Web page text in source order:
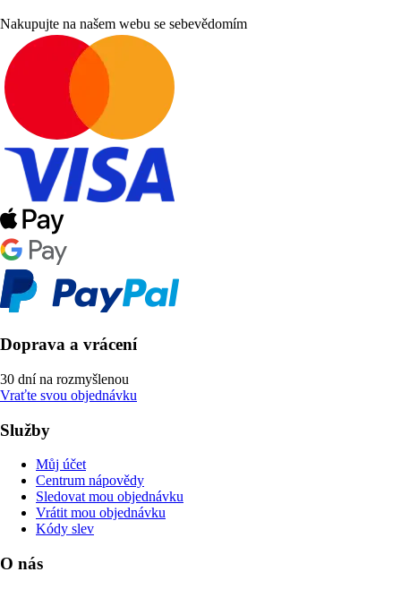
Nakupujte na našem webu se sebevědomím
Doprava a vrácení
30 dní na rozmyšlenou
Vraťte svou objednávku
Služby
Můj účet
Centrum nápovědy
Sledovat mou objednávku
Vrátit mou objednávku
Kódy slev
O nás